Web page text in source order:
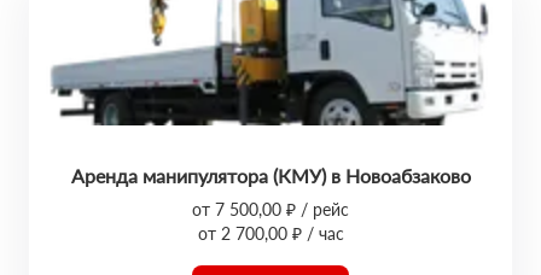
Аренда манипулятора (КМУ) в Новоабзаково
от 7 500,00 ₽ / рейс
от 2 700,00 ₽ / час